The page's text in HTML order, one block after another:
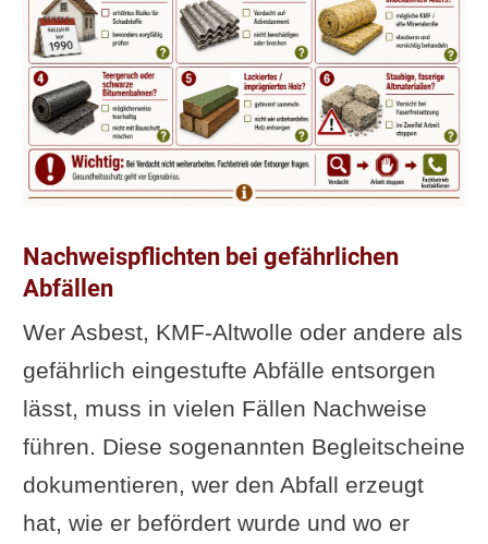
Nachweispflichten bei gefährlichen
Abfällen
Wer Asbest, KMF-Altwolle oder andere als
gefährlich eingestufte Abfälle entsorgen
lässt, muss in vielen Fällen Nachweise
führen. Diese sogenannten Begleitscheine
dokumentieren, wer den Abfall erzeugt
hat, wie er befördert wurde und wo er